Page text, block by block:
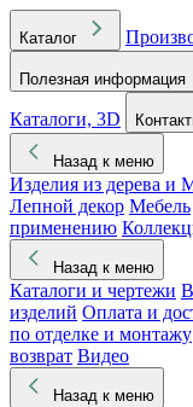
Каталог
Полезная информация
Каталоги, 3D
Назад к меню
Изделия из дерева
Лепной декор Мебель
применению
Назад к меню
Каталоги и чертежи
изделий Оплата и
по отделке и монтажу
возврат Видео
Назад к меню